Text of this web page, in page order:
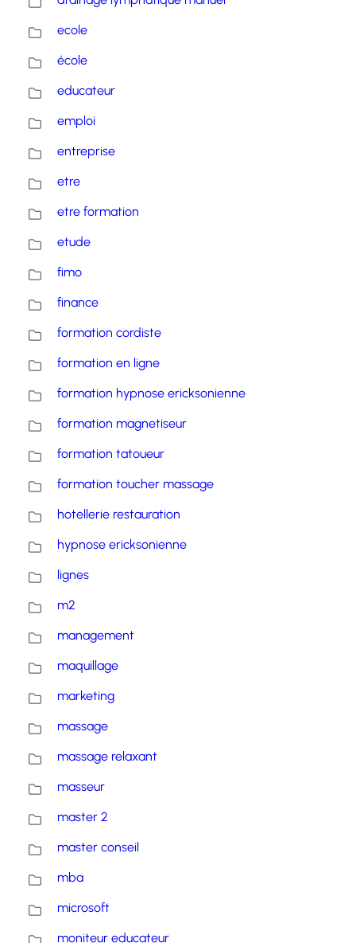
ecole
école
educateur
emploi
entreprise
etre
etre formation
etude
fimo
finance
formation cordiste
formation en ligne
formation hypnose ericksonienne
formation magnetiseur
formation tatoueur
formation toucher massage
hotellerie restauration
hypnose ericksonienne
lignes
m2
management
maquillage
marketing
massage
massage relaxant
masseur
master 2
master conseil
mba
microsoft
moniteur educateur